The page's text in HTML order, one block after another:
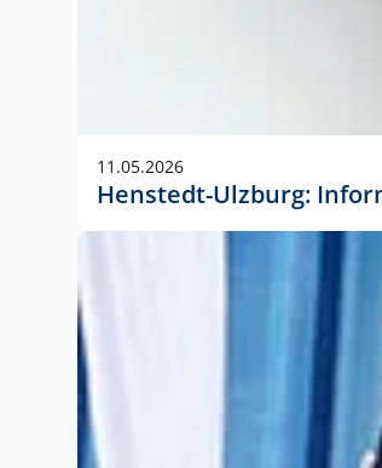
11.05.2026
Henstedt-Ulzburg: